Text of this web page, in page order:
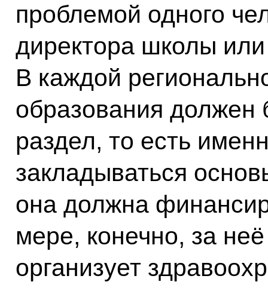
проблемой одного
директора школы
В каждой
образования должен
раздел, то есть
закладываться
она должна
мере, конечно, за
организует